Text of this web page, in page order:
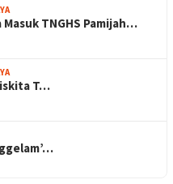
TNGHS Pamijah…
T…